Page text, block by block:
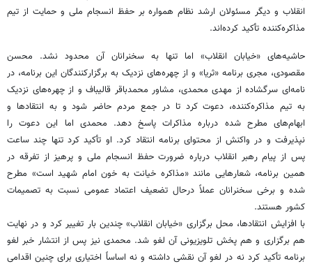
انقلاب و دیگر مسئولان ارشد نظام همواره بر حفظ انسجام ملی و حمایت از تیم
مذاکره‌کننده تأکید کرده‌اند.
حاشیه‌های «خیابان انقلاب» اما تنها به سخنرانان آن محدود نشد. محسن
مقصودی، مجری برنامه «ثریا» و از چهره‌های نزدیک به برگزارکنندگان این برنامه، در
نامه‌ای سرگشاده از مهدی محمدی، مشاور محمدباقر قالیباف و از چهره‌های نزدیک
به تیم مذاکره‌کننده، دعوت کرد تا در جمع مردم حاضر شود و به انتقادها و
ابهام‌های مطرح ‌شده درباره مذاکرات پاسخ دهد. محمدی اما این دعوت را
نپذیرفت و در واکنش از محتوای برنامه انتقاد کرد. او تأکید کرد تنها چند ساعت
پس از پیام رهبر انقلاب درباره ضرورت حفظ انسجام ملی و پرهیز از تفرقه در
همین برنامه، شعارهایی مانند «مذاکره خیانت به خون امام شهید است» مطرح
شده و برخی سخنرانان عملاً درحال تضعیف اعتماد عمومی نسبت به تصمیمات
کشور هستند.
با افزایش انتقادها، محل برگزاری «خیابان انقلاب» چندین بار تغییر کرد و در نهایت
هم برگزاری و هم پخش تلویزیونی آن لغو شد. محمدی نیز پس از انتشار خبر لغو
برنامه تأکید کرد نه در لغو آن نقشی داشته و نه اساساً اختیاری برای چنین اقدامی